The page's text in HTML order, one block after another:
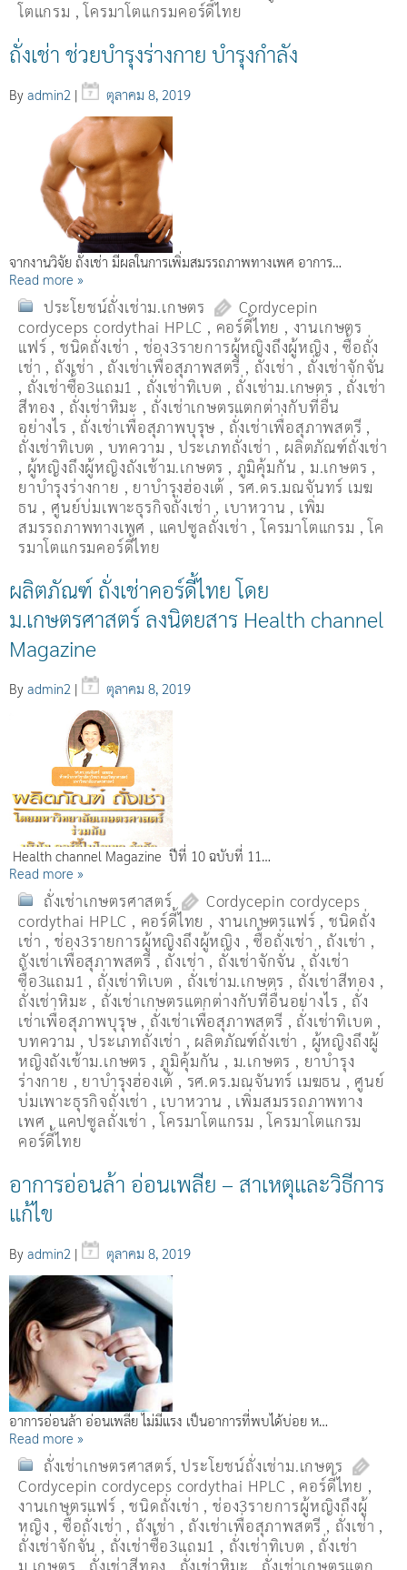
โตแกรม ,โครมาโตแกรมคอร์ดี้ไทย
ถั่งเช่า ช่วยบำรุงร่างกาย บำรุงกำลัง
By admin2 | ตุลาคม 8, 2019
จากงานวิจัย ถั่งเช่า มีผลในการเพิ่มสมรรถภาพทางเพศ อาการ…
Read more »
ประโยชน์ถั่งเช่าม.เกษตร
Cordycepin
cordyceps cordythai HPLC , คอร์ดี้ไทย , งานเกษตร
แฟร์ , ชนิดถั่งเช่า , ช่อง3รายการผู้หญิงถึงผู้หญิง ,ซื้อถั่ง
เช่า , ถังเช่า , ถังเช่าเพื่อสุภาพสตรี , ถั่งเช่า , ถั่งเช่าจักจั่น
, ถั่งเช่าซื้อ3แถม1 , ถั่งเช่าทิเบต , ถั่งเช่าม.เกษตร , ถั่งเช่า
สีทอง , ถั่งเช่าหิมะ , ถั่งเช่าเกษตรแตกต่างกับที่อื่น
อย่างไร , ถั่งเช่าเพื่อสุภาพบุรุษ , ถั่งเช่าเพื่อสุภาพสตรี ,
ถั่่งเช่าทิเบต , บทความ , ประเภทถั่งเช่า , ผลิตภัณฑ์ถั่งเช่า
, ผู้หญิงถึงผู้หญิงถังเช้าม.เกษตร , ภูมิคุ้มกัน , ม.เกษตร ,
ยาบำรุงร่างกาย , ยาบำรุงฮ่องเต้ , รศ.ดร.มณจันทร์ เมฆ
ธน , ศูนย์บ่มเพาะธุรกิจถั่งเช่า , เบาหวาน , เพิ่ม
สมรรถภาพทางเพศ , แคปซูลถั่งเช่า ,โครมาโตแกรม ,โค
รมาโตแกรมคอร์ดี้ไทย
ผลิตภัณฑ์ ถั่งเช่าคอร์ดี้ไทย โดย
ม.เกษตรศาสตร์ ลงนิตยสาร Health channel
Magazine
By admin2 | ตุลาคม 8, 2019
Health channel Magazine ปีที่ 10 ฉบับที่ 11…
Read more »
ถั่งเช่าเกษตรศาสตร์
Cordycepin cordyceps
cordythai HPLC , คอร์ดี้ไทย , งานเกษตรแฟร์ , ชนิดถั่ง
เช่า , ช่อง3รายการผู้หญิงถึงผู้หญิง ,ซื้อถั่งเช่า , ถังเช่า ,
ถังเช่าเพื่อสุภาพสตรี , ถั่งเช่า , ถั่งเช่าจักจั่น , ถั่งเช่า
ซื้อ3แถม1 , ถั่งเช่าทิเบต , ถั่งเช่าม.เกษตร , ถั่งเช่าสีทอง ,
ถั่งเช่าหิมะ , ถั่งเช่าเกษตรแตกต่างกับที่อื่นอย่างไร , ถั่ง
เช่าเพื่อสุภาพบุรุษ , ถั่งเช่าเพื่อสุภาพสตรี , ถั่่งเช่าทิเบต ,
บทความ ,ประเภทถั่งเช่า , ผลิตภัณฑ์ถั่งเช่า , ผู้หญิงถึงผู้
หญิงถังเช้าม.เกษตร ,ภูมิคุ้มกัน , ม.เกษตร , ยาบำรุง
ร่างกาย , ยาบำรุงฮ่องเต้ , รศ.ดร.มณจันทร์ เมฆธน , ศูนย์
บ่มเพาะธุรกิจถั่งเช่า , เบาหวาน , เพิ่มสมรรถภาพทาง
เพศ , แคปซูลถั่งเช่า ,โครมาโตแกรม ,โครมาโตแกรม
คอร์ดี้ไทย
อาการอ่อนล้า อ่อนเพลีย – สาเหตุและวิธีการ
แก้ไข
By admin2 | ตุลาคม 8, 2019
อาการอ่อนล้า อ่อนเพลีย ไม่มีแรง เป็นอาการที่พบได้บ่อย ห…
Read more »
ถั่งเช่าเกษตรศาสตร์,ประโยชน์ถั่งเช่าม.เกษตร
Cordycepin cordyceps cordythai HPLC , คอร์ดี้ไทย ,
งานเกษตรแฟร์ ,ชนิดถั่งเช่า ,ช่อง3รายการผู้หญิงถึงผู้
หญิง , ซื้อถั่งเช่า , ถังเช่า , ถังเช่าเพื่อสุภาพสตรี , ถั่งเช่า ,
ถั่งเช่าจักจั่น , ถั่งเช่าซื้อ3แถม1 , ถั่งเช่าทิเบต , ถั่งเช่า
ม.เกษตร , ถั่งเช่าสีทอง , ถั่งเช่าหิมะ , ถั่งเช่าเกษตรแตก